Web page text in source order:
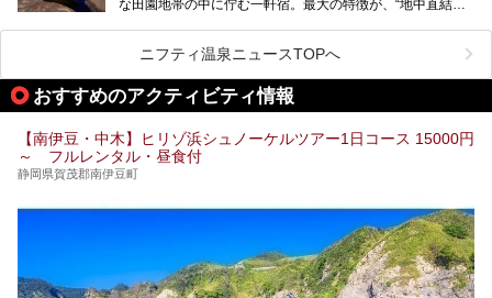
ティなどを一挙にまとめピックアップ。伊豆稲取温泉を訪れ
な田園地帯の中に佇む一軒宿。最大の特徴が、“地中直結か
地下に眠る源泉を加水・加温・消毒無し、さらには途中過程
で空気にも触れさせることなく浴槽まで提供。「究極の源泉
かけ流し」と言っても決して過言ではありません。
今回、桜田温泉「山芳園」の“温泉”を中心に、その魅力を詳
細レポート。また口コミの評判も非常に高い宿であり、客室
や食事も併せて徹底紹介します！
ニフティ温泉ニュースTOPへ
おすすめのアクティビティ情報
【南伊豆・中木】ヒリゾ浜シュノーケルツアー1日コース 15000円
～ フルレンタル・昼食付
静岡県賀茂郡南伊豆町